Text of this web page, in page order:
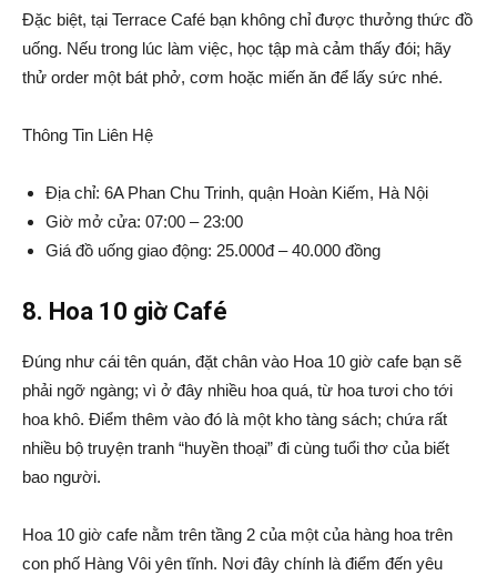
Đặc biệt, tại Terrace Café bạn không chỉ được thưởng thức đồ
uống. Nếu trong lúc làm việc, học tập mà cảm thấy đói; hãy
thử order một bát phở, cơm hoặc miến ăn để lấy sức nhé.
Thông Tin Liên Hệ
Địa chỉ: 6A Phan Chu Trinh, quận Hoàn Kiếm, Hà Nội
Giờ mở cửa: 07:00 – 23:00
Giá đồ uống giao động: 25.000đ – 40.000 đồng
8. Hoa 10 giờ Café
Đúng như cái tên quán, đặt chân vào Hoa 10 giờ cafe bạn sẽ
phải ngỡ ngàng; vì ở đây nhiều hoa quá, từ hoa tươi cho tới
hoa khô. Điểm thêm vào đó là một kho tàng sách; chứa rất
nhiều bộ truyện tranh “huyền thoại” đi cùng tuổi thơ của biết
bao người.
Hoa 10 giờ cafe nằm trên tầng 2 của một của hàng hoa trên
con phố Hàng Vôi yên tĩnh. Nơi đây chính là điểm đến yêu